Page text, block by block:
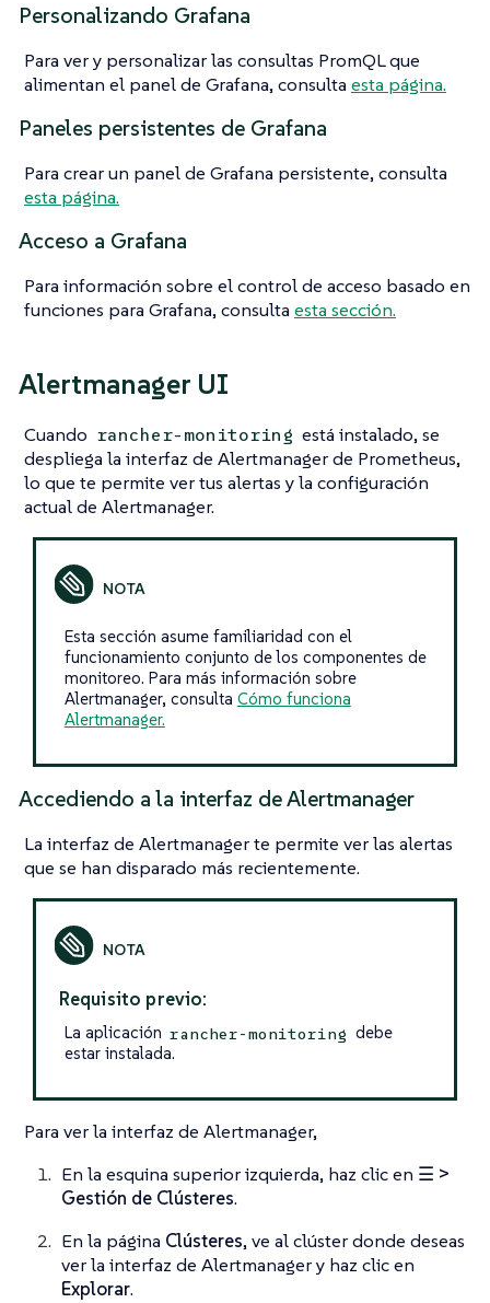
Personalizando Grafana
Para ver y personalizar las consultas PromQL que
alimentan el panel de Grafana, consulta esta página.
Paneles persistentes de Grafana
Para crear un panel de Grafana persistente, consulta
esta página.
Acceso a Grafana
Para información sobre el control de acceso basado en
funciones para Grafana, consulta esta sección.
Alertmanager UI
Cuando rancher-monitoring está instalado, se
despliega la interfaz de Alertmanager de Prometheus,
lo que te permite ver tus alertas y la configuración
actual de Alertmanager.
Esta sección asume familiaridad con el
funcionamiento conjunto de los componentes de
monitoreo. Para más información sobre
Alertmanager, consulta Cómo funciona
Alertmanager.
Accediendo a la interfaz de Alertmanager
La interfaz de Alertmanager te permite ver las alertas
que se han disparado más recientemente.
Requisito previo:
La aplicación rancher-monitoring debe
estar instalada.
Para ver la interfaz de Alertmanager,
En la esquina superior izquierda, haz clic en ☰ >
Gestión de Clústeres.
En la página Clústeres, ve al clúster donde deseas
ver la interfaz de Alertmanager y haz clic en
Explorar.